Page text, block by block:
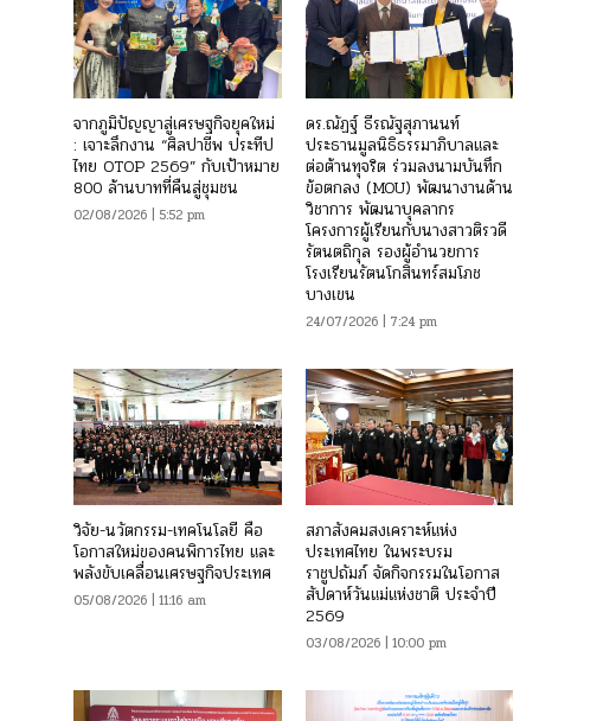
จากภูมิปัญญาสู่เศรษฐกิจยุคใหม่
: เจาะลึกงาน “ศิลปาชีพ ประทีป
ไทย OTOP 2569” กับเป้าหมาย
800 ล้านบาทที่คืนสู่ชุมชน
02/08/2026 | 5:52 pm
ดร.ณัฏฐ์ ธีรณัฐสุภานนท์
ประธานมูลนิธิธรรมาภิบาลและ
ต่อต้านทุจริต ร่วมลงนามบันทึก
ข้อตกลง (MOU) พัฒนางานด้าน
วิชาการ พัฒนาบุคลากร
โครงการผู้เรียนกับนางสาวติรวดี
รัตนตถิกุล รองผู้อำนวยการ
โรงเรียนรัตนโกสินทร์สมโภช
บางเขน
24/07/2026 | 7:24 pm
วิจัย-นวัตกรรม-เทคโนโลยี คือ
โอกาสใหม่ของคนพิการไทย และ
พลังขับเคลื่อนเศรษฐกิจประเทศ
05/08/2026 | 11:16 am
สภาสังคมสงเคราะห์แห่ง
ประเทศไทย ในพระบรม
ราชูปถัมภ์ จัดกิจกรรมในโอกาส
สัปดาห์วันแม่แห่งชาติ ประจำปี
2569
03/08/2026 | 10:00 pm